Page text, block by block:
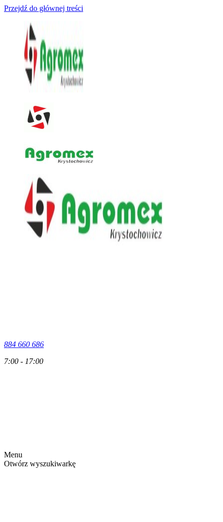
Przejdź do głównej treści
884 660 686
7:00 - 17:00
Menu
Otwórz wyszukiwarkę